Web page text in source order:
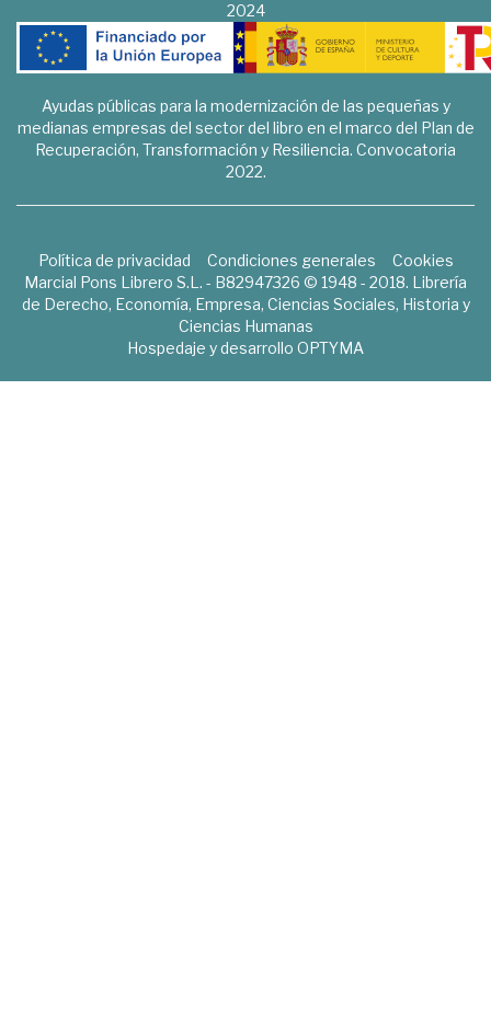
2024
Ayudas públicas para la modernización de las pequeñas y
medianas empresas del sector del libro en el marco del Plan de
Recuperación, Transformación y Resiliencia. Convocatoria
2022.
Política de privacidad Condiciones generales
Cookies
Marcial Pons Librero S.L. - B82947326 © 1948 - 2018. Librería
de Derecho, Economía, Empresa, Ciencias Sociales, Historia y
Ciencias Humanas
Hospedaje y desarrollo OPTYMA